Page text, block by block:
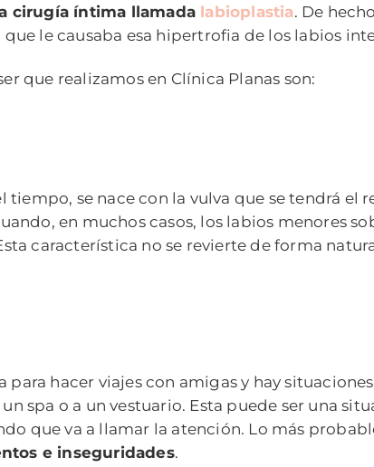
cirugía íntima llamada labioplastia. De
le causaba esa hipertrofia de los labios
que realizamos en Clínica Planas son:
se nace con la vulva que se tendrá el
en muchos casos, los labios menores
característica no se revierte de forma
para hacer viajes con amigas y hay
spa o a un vestuario. Esta puede ser una
que va a llamar la atención. Lo más
e inseguridades.